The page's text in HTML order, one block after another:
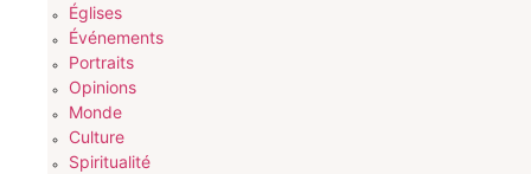
Églises
Événements
Portraits
Opinions
Monde
Culture
Spiritualité